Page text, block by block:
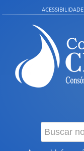
ACESSIBILIDADE